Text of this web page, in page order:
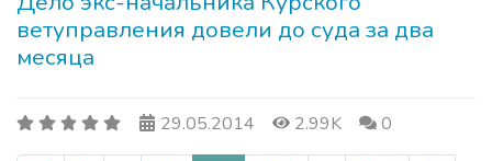
ветуправления довели до суда за два
месяца
29.05.2014 2.99K 0